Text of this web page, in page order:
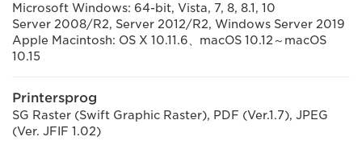
Microsoft Windows: 64-bit, Vista, 7, 8, 8.1, 10
Server 2008/R2, Server 2012/R2, Windows Server 2019
Apple Macintosh: OS X 10.11.6、macOS 10.12～macOS
10.15
Printersprog
SG Raster (Swift Graphic Raster), PDF (Ver.1.7), JPEG
(Ver. JFIF 1.02)